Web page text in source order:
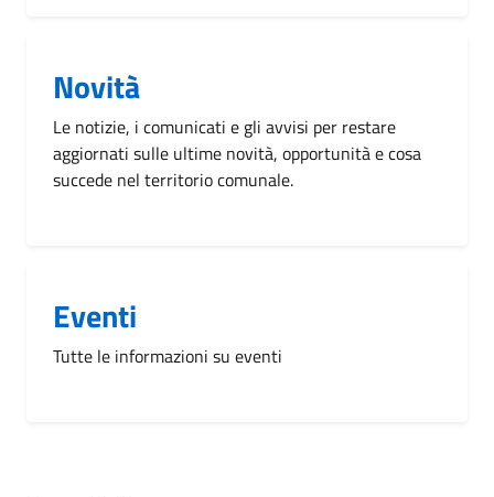
Novità
Le notizie, i comunicati e gli avvisi per restare
aggiornati sulle ultime novità, opportunità e cosa
succede nel territorio comunale.
Eventi
Tutte le informazioni su eventi